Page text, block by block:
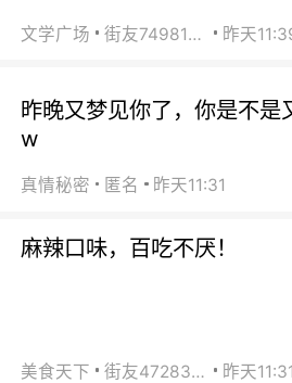
文学广场 街友74981146 昨天
昨晚又梦见你了，你是不是
w
真情秘密 匿名 昨天11:31
麻辣口味，百吃不厌！
美食天下 街友472838572 昨天11:31